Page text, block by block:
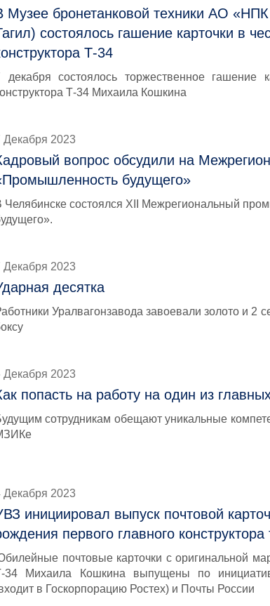
Музее бронетанковой техники АО
состоялось гашение карточки в
Т-34
декабря состоялось торжественное гашение
Т-34 Михаила Кошкина
Декабря 2023
вопрос обсудили на
будущего»
Челябинске состоялся XII Межрегиональный
Декабря 2023
десятка
Уралвагонзавода завоевали золото и 2
Декабря 2023
попасть на работу на один из
сотрудникам обещают уникальные
Декабря 2023
инициировал выпуск почтовой
первого главного
почтовые карточки с оригинальной
34 Михаила Кошкина выпущены по
в Госкорпорацию Ростех) и Почты России